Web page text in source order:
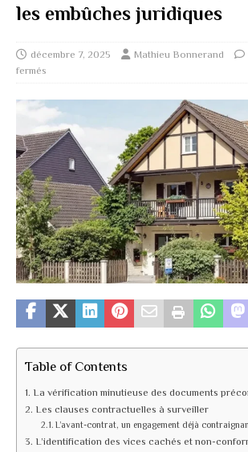
les embûches juridiques
décembre 7, 2025 Mathieu Bonnerand
fermés
Table of Contents
La vérification minutieuse des documents
Les clauses contractuelles à surveiller
L’avant-contrat, un engagement déjà
L’identification des vices cachés et non-